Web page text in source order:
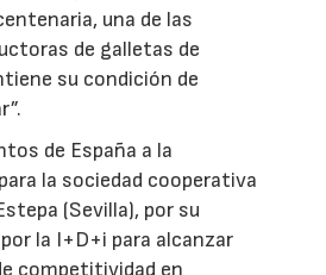
una de las
de galletas de
su condición de
de España a la
la sociedad cooperativa
(Sevilla), por su
la I+D+i para alcanzar
competitividad en